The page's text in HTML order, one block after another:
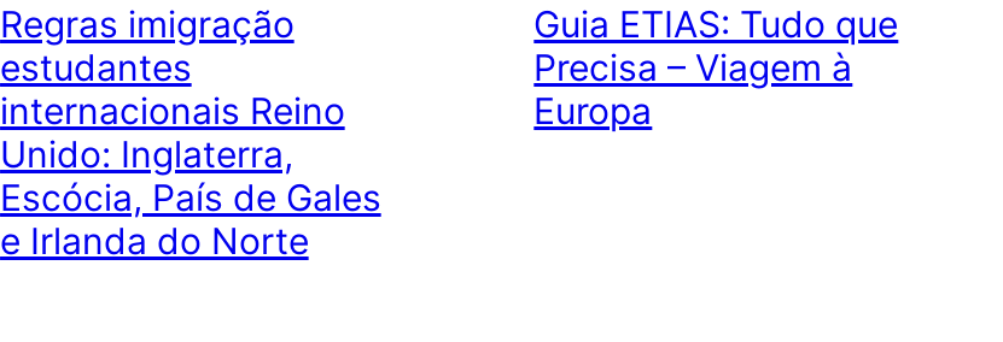
Regras imigração
estudantes
internacionais Reino
Unido: Inglaterra,
Escócia, País de Gales
e Irlanda do Norte
Guia ETIAS: Tudo que
Precisa – Viagem à
Europa